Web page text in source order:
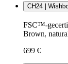
CH24 |
FSC™-
Brown,
699 €